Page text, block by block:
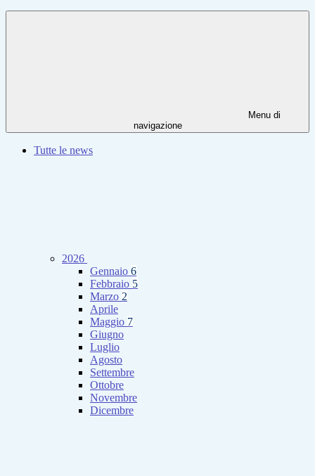
Menu di
navigazione
Tutte le news
2026
Gennaio 6
Febbraio 5
Marzo 2
Aprile
Maggio 7
Giugno
Luglio
Agosto
Settembre
Ottobre
Novembre
Dicembre